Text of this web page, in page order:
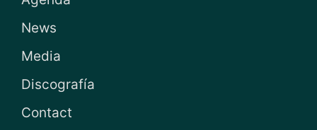
News
Media
Discografía
Contact